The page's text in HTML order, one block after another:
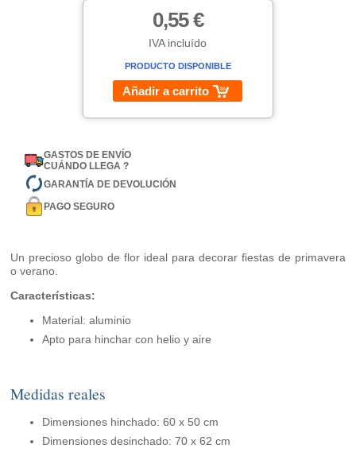
0,55 €
IVA incluído
PRODUCTO DISPONIBLE
Añadir a carrito
GASTOS DE ENVÍO
CUÁNDO LLEGA ?
GARANTÍA DE DEVOLUCIÓN
PAGO SEGURO
Un precioso globo de flor ideal para decorar fiestas de primavera
o verano.
Características:
Material: aluminio
Apto para hinchar con helio y aire
Medidas reales
Dimensiones hinchado: 60 x 50 cm
Dimensiones desinchado: 70 x 62 cm